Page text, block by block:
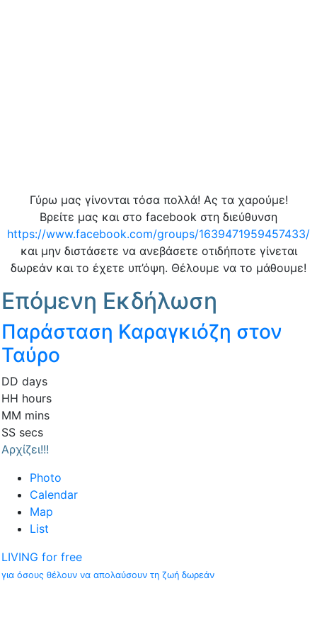
Γύρω μας γίνονται τόσα πολλά! Ας τα χαρούμε!
Βρείτε μας και στο facebook στη διεύθυνση
https://www.facebook.com/groups/1639471959457433/
και μην διστάσετε να ανεβάσετε οτιδήποτε γίνεται
δωρεάν και το έχετε υπ’όψη. Θέλουμε να το μάθουμε!
Επόμενη Εκδήλωση
Παράσταση Καραγκιόζη στον
Ταύρο
DD days
HH hours
MM mins
SS secs
Αρχίζει!!!
Photo
Calendar
Map
List
LIVING for free
για όσους θέλουν να απολαύσουν τη ζωή δωρεάν